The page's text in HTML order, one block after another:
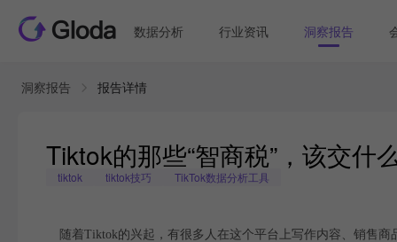
数据分析 行业资讯 洞察报告
洞察报告 报告详情
Tiktok的那些“智商税”，该交什
tiktok tiktok技巧 TikTok数据分析工具
随着Tiktok的兴起，有很多人在这个平台上写作内容、销售